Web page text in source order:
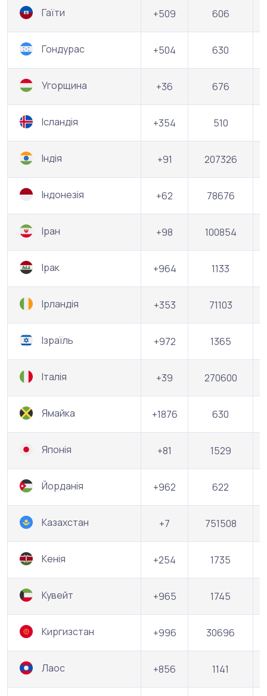
Гаїти +509 606
Гондурас +504 630
Угорщина +36 676
Ісландія +354 510
Індія +91 207326
Індонезія +62 78676
Іран +98 100854
Ірак +964 1133
Ірландія +353 71103
Ізраїль +972 1365
Італія +39 270600
Ямайка +1876 630
Японія +81 1529
Йорданія +962 622
Казахстан +7 751508
Кенія +254 1735
Кувейт +965 1745
Киргизстан +996 30696
Лаос +856 1141